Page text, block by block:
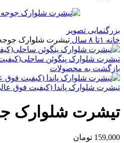
بزرگنمایی تصویر
خانه ۱تا ۸ سال تیشرت شلوارک
تیشرت شلوارک پنگوئن ساحلی(کیفیت
بازگشت به محصولات
تیشرت شلوارک پاندا (کیفیت فوق
تیشرت شلوارک
159,000 تومان